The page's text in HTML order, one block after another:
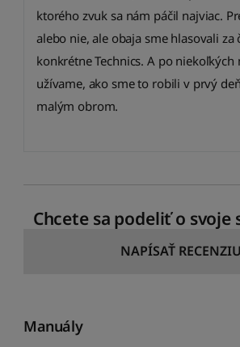
ktorého zvuk sa nám páčil najviac.
alebo nie, ale obaja sme hlasovali za
konkrétne Technics. A po niekoľkých
užívame, ako sme to robili v prvý
malým obrom.
Chcete sa podeliť o svoje
NAPÍSAŤ RECENZIU
Manuály